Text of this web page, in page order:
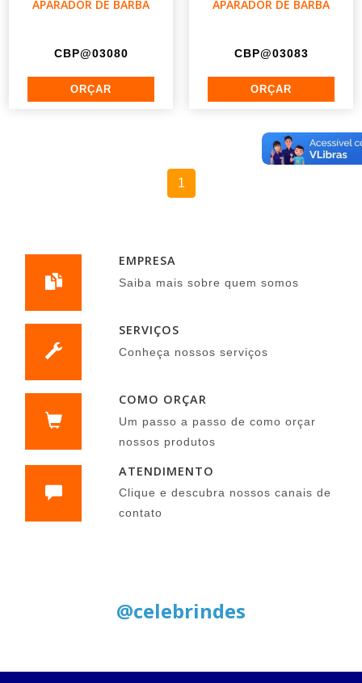
APARADOR DE BARBA
CBP@03080
APARADOR DE BARBA
CBP@03083
1
EMPRESA
Saiba mais sobre quem somos
SERVIÇOS
Conheça nossos serviços
COMO ORÇAR
Um passo a passo de como orçar
nossos produtos
ATENDIMENTO
Clique e descubra nossos canais de
contato
@celebrindes